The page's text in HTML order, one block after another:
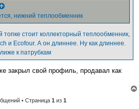
нижний теплообменник
топке стоит коллекторный теплообменник,
и Ecofour. А он длиннее. Ну как длиннее.
к патрубкам
закрыл свой профиль, продавал как
• Страница 1 из 1